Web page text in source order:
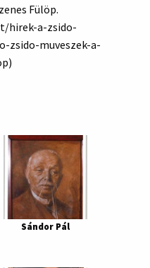
Fülöp.
hirek-a-zsido-
zsido-muveszek-a-
Sándor Pál